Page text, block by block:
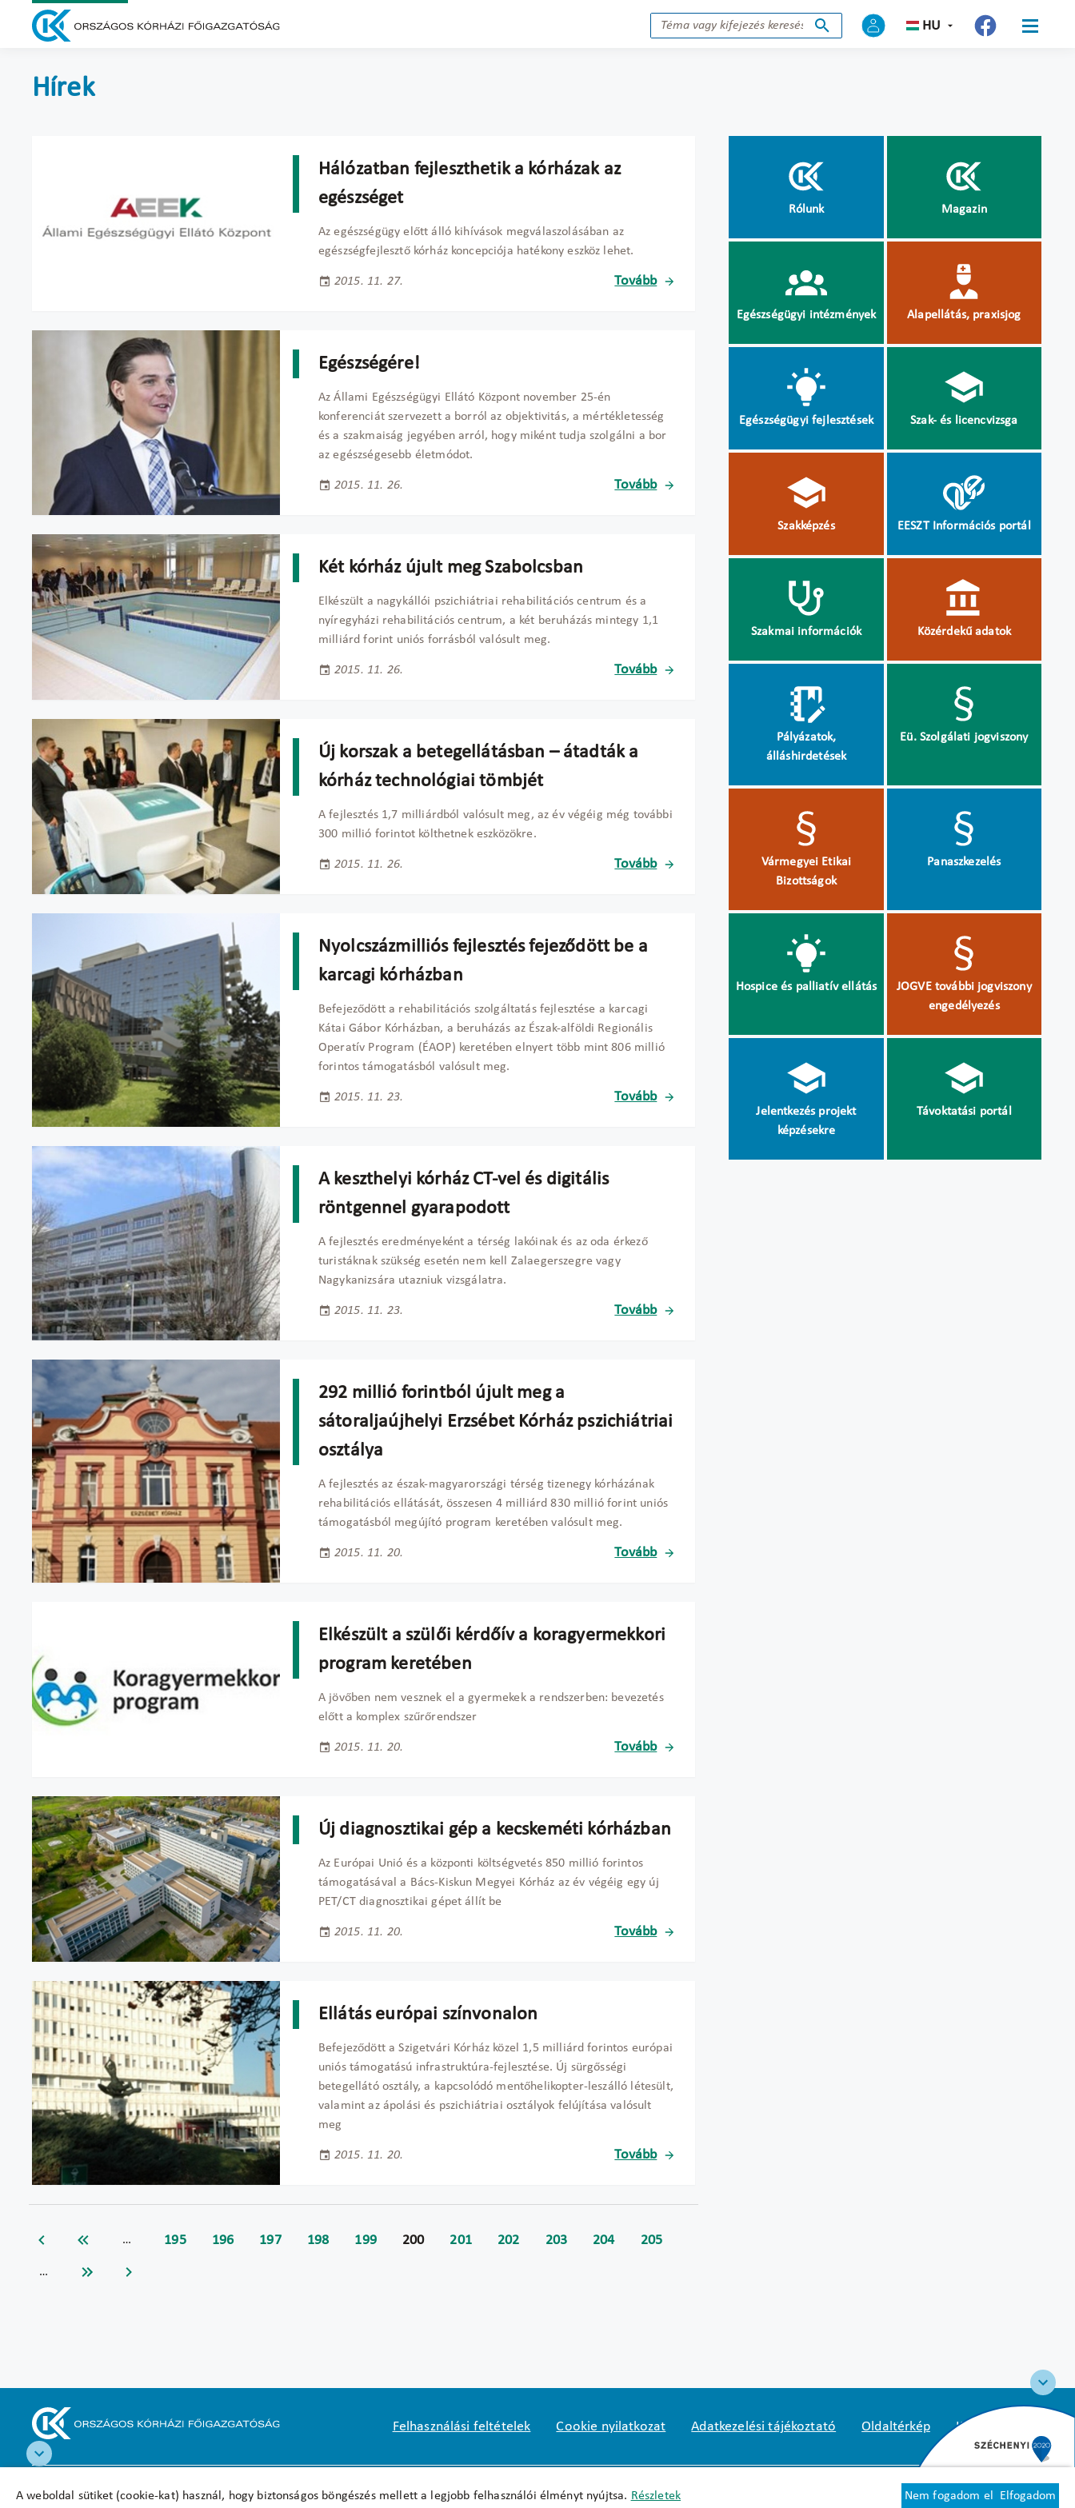
A weboldal sütiket (cookie-kat) használ, hogy biztonságos böngészés mellett a legjobb felhasználói élményt nyújtsa. Részletek Nem fogadom el Elfogadom
HU
Hírek
Hálózatban fejleszthetik a kórházak az
egészséget
Az egészségügy előtt álló kihívások megválaszolásában az
egészségfejlesztő kórház koncepciója hatékony eszköz lehet.
2015. 11. 27. Tovább
Egészségére!
Az Állami Egészségügyi Ellátó Központ november 25-én
konferenciát szervezett a borról az objektivitás, a mértékletesség
és a szakmaiság jegyében arról, hogy miként tudja szolgálni a bor
az egészségesebb életmódot.
2015. 11. 26. Tovább
Két kórház újult meg Szabolcsban
Elkészült a nagykállói pszichiátriai rehabilitációs centrum és a
nyíregyházi rehabilitációs centrum, a két beruházás mintegy 1,1
milliárd forint uniós forrásból valósult meg.
2015. 11. 26. Tovább
Új korszak a betegellátásban – átadták a
kórház technológiai tömbjét
A fejlesztés 1,7 milliárdból valósult meg, az év végéig még további
300 millió forintot költhetnek eszközökre.
2015. 11. 26. Tovább
Nyolcszázmilliós fejlesztés fejeződött be a
karcagi kórházban
Befejeződött a rehabilitációs szolgáltatás fejlesztése a karcagi
Kátai Gábor Kórházban, a beruházás az Észak-alföldi Regionális
Operatív Program (ÉAOP) keretében elnyert több mint 806 millió
forintos támogatásból valósult meg.
2015. 11. 23. Tovább
A keszthelyi kórház CT-vel és digitális
röntgennel gyarapodott
A fejlesztés eredményeként a térség lakóinak és az oda érkező
turistáknak szükség esetén nem kell Zalaegerszegre vagy
Nagykanizsára utazniuk vizsgálatra.
2015. 11. 23. Tovább
292 millió forintból újult meg a
sátoraljaújhelyi Erzsébet Kórház pszichiátriai
osztálya
A fejlesztés az észak-magyarországi térség tizenegy kórházának
rehabilitációs ellátását, összesen 4 milliárd 830 millió forint uniós
támogatásból megújító program keretében valósult meg.
2015. 11. 20. Tovább
Elkészült a szülői kérdőív a koragyermekkori
program keretében
A jövőben nem vesznek el a gyermekek a rendszerben: bevezetés
előtt a komplex szűrőrendszer
2015. 11. 20. Tovább
Új diagnosztikai gép a kecskeméti kórházban
Az Európai Unió és a központi költségvetés 850 millió forintos
támogatásával a Bács-Kiskun Megyei Kórház az év végéig egy új
PET/CT diagnosztikai gépet állít be
2015. 11. 20. Tovább
Ellátás európai színvonalon
Befejeződött a Szigetvári Kórház közel 1,5 milliárd forintos európai
uniós támogatású infrastruktúra-fejlesztése. Új sürgősségi
betegellátó osztály, a kapcsolódó mentőhelikopter-leszálló létesült,
valamint az ápolási és pszichiátriai osztályok felújítása valósult
meg
2015. 11. 20. Tovább
… 195 196 197 198 199 200 201 202 203 204 205
…
Rólunk Magazin
Egészségügyi intézmények Alapellátás, praxisjog
Egészségügyi fejlesztések Szak- és licencvizsga
Szakképzés EESZT Információs portál
Szakmai információk Közérdekű adatok
Pályázatok,
álláshirdetések
Eü. Szolgálati jogviszony
Vármegyei Etikai
Bizottságok
Panaszkezelés
Hospice és palliatív ellátás
JOGVE további jogviszony
engedélyezés
Jelentkezés projekt
képzésekre
Távoktatási portál
Felhasználási feltételek Cookie nyilatkozat Adatkezelési tájékoztató Oldaltérkép Közadatkereső
Akadálymentesítési nyilatkozat Impresszum okfo@okfo.gov.hu +361 356 1522 1125 Budapest, Diós árok 3.